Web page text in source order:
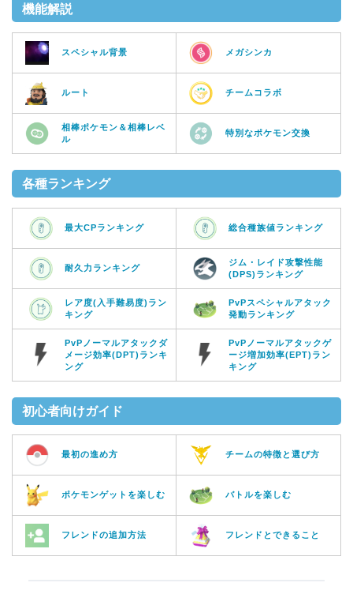
機能解説
スペシャル背景 メガシンカ
ルート チームコラボ
相棒ポケモン＆相棒レベ
ル
特別なポケモン交換
各種ランキング
最大CPランキング 総合種族値ランキング
耐久力ランキング
ジム・レイド攻撃性能
(DPS)ランキング
レア度(入手難易度)ラン
キング
PvPスペシャルアタック
発動ランキング
PvPノーマルアタックダ
メージ効率(DPT)ランキ
ング
PvPノーマルアタックゲ
ージ増加効率(EPT)ラン
キング
初心者向けガイド
最初の進め方 チームの特徴と選び方
ポケモンゲットを楽しむ バトルを楽しむ
フレンドの追加方法 フレンドとできること